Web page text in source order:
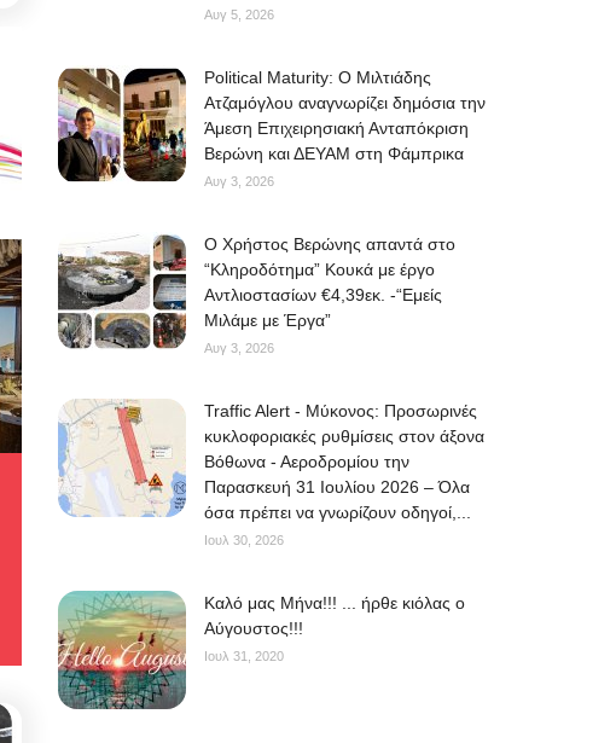
Αυγ 5, 2026
Political Maturity: Ο Μιλτιάδης
Ατζαμόγλου αναγνωρίζει δημόσια την
Άμεση Επιχειρησιακή Ανταπόκριση
Βερώνη και ΔΕΥΑΜ στη Φάμπρικα
Αυγ 3, 2026
O Χρήστος Βερώνης απαντά στο
“Κληροδότημα” Κουκά με έργο
Αντλιοστασίων €4,39εκ. -“Εμείς
Μιλάμε με Έργα”
Αυγ 3, 2026
Traffic Alert - Μύκονος: Προσωρινές
κυκλοφοριακές ρυθμίσεις στον άξονα
Βόθωνα - Αεροδρομίου την
Παρασκευή 31 Ιουλίου 2026 – Όλα
όσα πρέπει να γνωρίζουν οδηγοί,...
Ιουλ 30, 2026
Kαλό μας Μήνα!!! ... ήρθε κιόλας ο
Αύγουστος!!!
Ιουλ 31, 2020